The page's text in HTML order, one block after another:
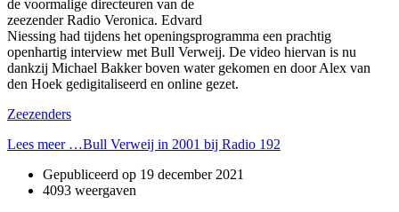
de voormalige directeuren van de
zeezender Radio Veronica. Edvard
Niessing had tijdens het openingsprogramma een prachtig
openhartig interview met Bull Verweij. De video hiervan is nu
dankzij Michael Bakker boven water gekomen en door Alex van
den Hoek gedigitaliseerd en online gezet.
Zeezenders
Lees meer …Bull Verweij in 2001 bij Radio 192
Gepubliceerd op 19 december 2021
4093 weergaven